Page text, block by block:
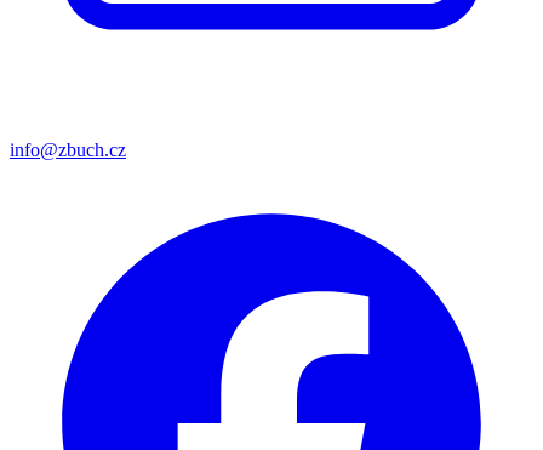
info@zbuch.cz